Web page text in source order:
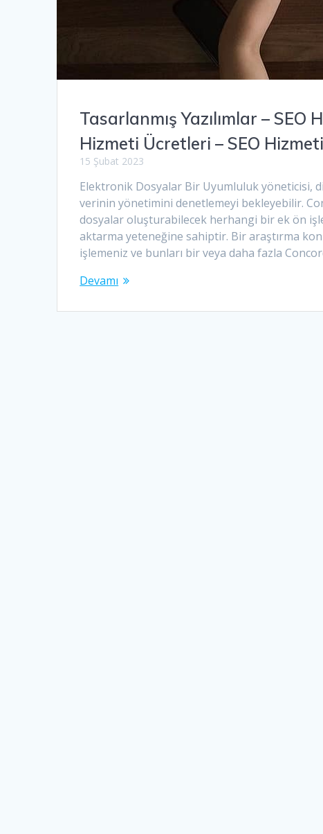
Tasarlanmış Yazılımlar – SEO
Hizmeti Ücretleri – SEO
15 Şubat 2023
Elektronik Dosyalar Bir Uyumluluk yöneticisi,
verinin yönetimini denetlemeyi bekleyebilir.
dosyalar oluşturabilecek herhangi bir ek ön
aktarma yeteneğine sahiptir. Bir araştırma
işlemeniz ve bunları bir veya daha fazla
Devamı